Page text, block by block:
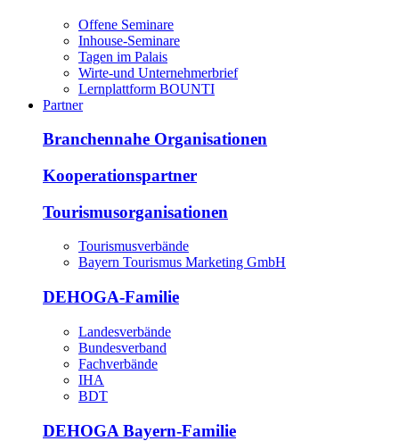
Offene Seminare
Inhouse-Seminare
Tagen im Palais
Wirte-und Unternehmerbrief
Lernplattform BOUNTI
Partner
Branchennahe Organisationen
Kooperationspartner
Tourismusorganisationen
Tourismusverbände
Bayern Tourismus Marketing GmbH
DEHOGA-Familie
Landesverbände
Bundesverband
Fachverbände
IHA
BDT
DEHOGA Bayern-Familie